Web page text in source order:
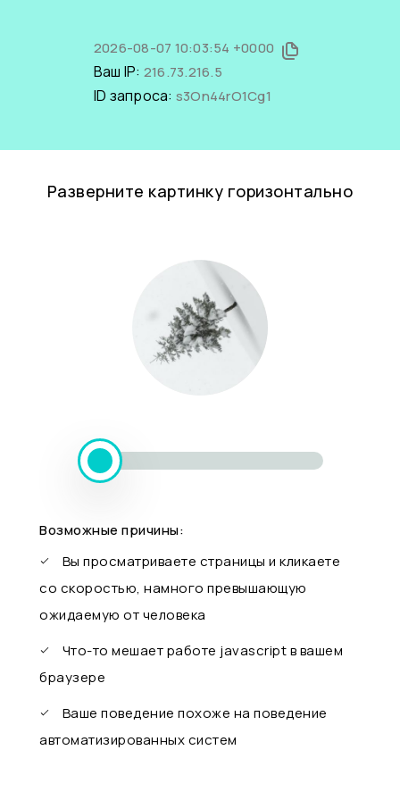
2026-08-07 10:03:54 +0000
Ваш IP: 216.73.216.5
ID запроса: s3On44rO1Cg1
Разверните картинку горизонтально
Возможные причины:
Вы просматриваете страницы и кликаете
со скоростью, намного превышающую
ожидаемую от человека
Что-то мешает работе javascript в вашем
браузере
Ваше поведение похоже на поведение
автоматизированных систем